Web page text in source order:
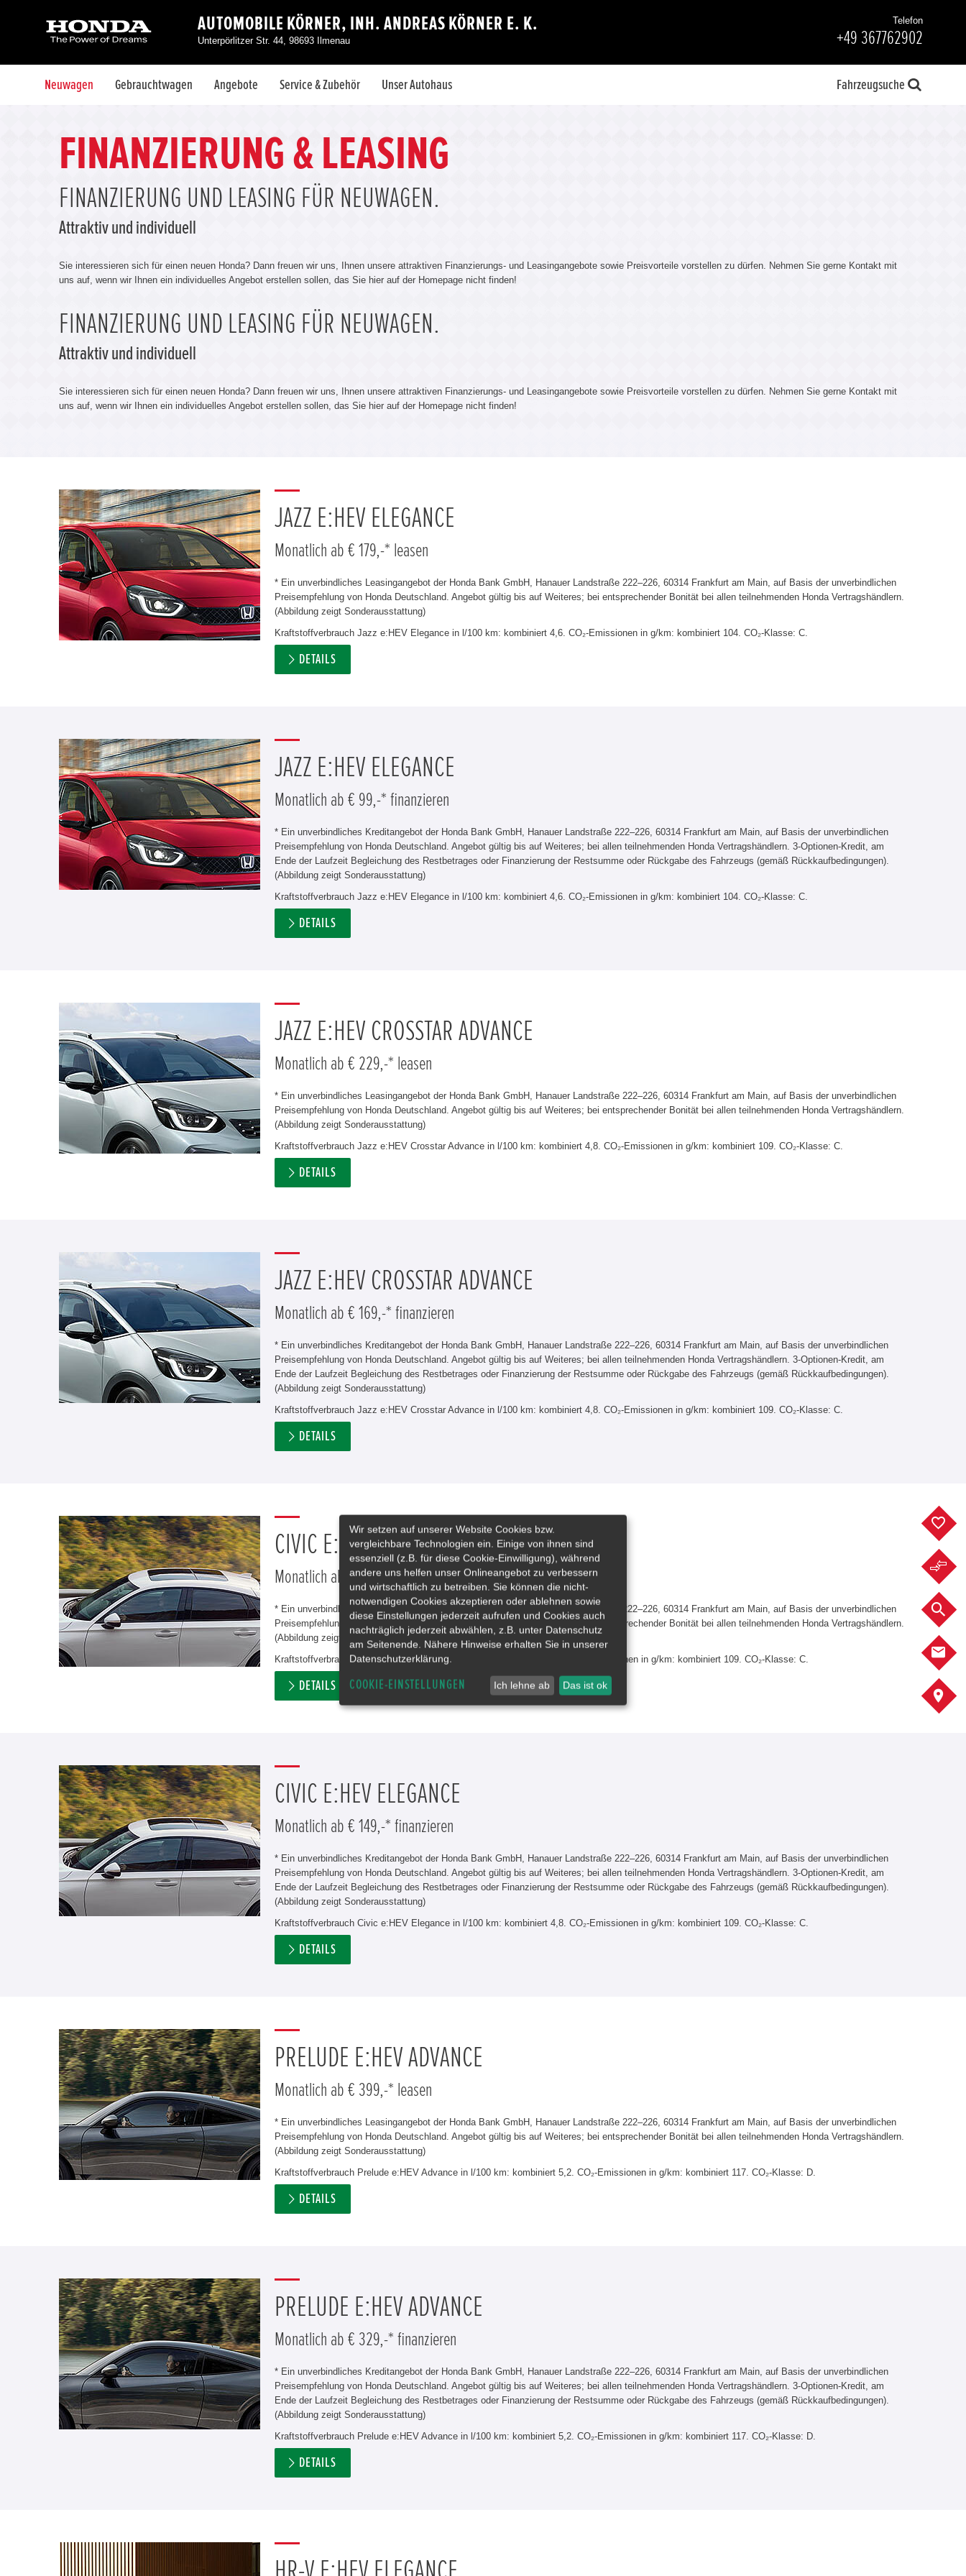
AUTOMOBILE KÖRNER, INH. ANDREAS KÖRNER E. K.
Unterpörlitzer Str. 44, 98693 Ilmenau
Telefon
+49 367762902
Neuwagen Gebrauchtwagen Angebote Service & Zubehör Unser Autohaus Fahrzeugsuche
FINANZIERUNG & LEASING
FINANZIERUNG UND LEASING FÜR NEUWAGEN.
Attraktiv und individuell
Sie interessieren sich für einen neuen Honda? Dann freuen wir uns, Ihnen unsere attraktiven Finanzierungs- und Leasingangebote sowie Preisvorteile vorstellen zu dürfen. Nehmen Sie gerne Kontakt mit
uns auf, wenn wir Ihnen ein individuelles Angebot erstellen sollen, das Sie hier auf der Homepage nicht finden!
FINANZIERUNG UND LEASING FÜR NEUWAGEN.
Attraktiv und individuell
Sie interessieren sich für einen neuen Honda? Dann freuen wir uns, Ihnen unsere attraktiven Finanzierungs- und Leasingangebote sowie Preisvorteile vorstellen zu dürfen. Nehmen Sie gerne Kontakt mit
uns auf, wenn wir Ihnen ein individuelles Angebot erstellen sollen, das Sie hier auf der Homepage nicht finden!
JAZZ E:HEV ELEGANCE
Monatlich ab € 179,-* leasen
* Ein unverbindliches Leasingangebot der Honda Bank GmbH, Hanauer Landstraße 222–226, 60314 Frankfurt am Main, auf Basis der unverbindlichen
Preisempfehlung von Honda Deutschland. Angebot gültig bis auf Weiteres; bei entsprechender Bonität bei allen teilnehmenden Honda Vertragshändlern.
(Abbildung zeigt Sonderausstattung)
Kraftstoffverbrauch Jazz e:HEV Elegance in l/100 km: kombiniert 4,6. CO₂-Emissionen in g/km: kombiniert 104. CO₂-Klasse: C.
DETAILS
JAZZ E:HEV ELEGANCE
Monatlich ab € 99,-* finanzieren
* Ein unverbindliches Kreditangebot der Honda Bank GmbH, Hanauer Landstraße 222–226, 60314 Frankfurt am Main, auf Basis der unverbindlichen
Preisempfehlung von Honda Deutschland. Angebot gültig bis auf Weiteres; bei allen teilnehmenden Honda Vertragshändlern. 3-Optionen-Kredit, am
Ende der Laufzeit Begleichung des Restbetrages oder Finanzierung der Restsumme oder Rückgabe des Fahrzeugs (gemäß Rückkaufbedingungen).
(Abbildung zeigt Sonderausstattung)
Kraftstoffverbrauch Jazz e:HEV Elegance in l/100 km: kombiniert 4,6. CO₂-Emissionen in g/km: kombiniert 104. CO₂-Klasse: C.
DETAILS
JAZZ E:HEV CROSSTAR ADVANCE
Monatlich ab € 229,-* leasen
* Ein unverbindliches Leasingangebot der Honda Bank GmbH, Hanauer Landstraße 222–226, 60314 Frankfurt am Main, auf Basis der unverbindlichen
Preisempfehlung von Honda Deutschland. Angebot gültig bis auf Weiteres; bei entsprechender Bonität bei allen teilnehmenden Honda Vertragshändlern.
(Abbildung zeigt Sonderausstattung)
Kraftstoffverbrauch Jazz e:HEV Crosstar Advance in l/100 km: kombiniert 4,8. CO₂-Emissionen in g/km: kombiniert 109. CO₂-Klasse: C.
DETAILS
JAZZ E:HEV CROSSTAR ADVANCE
Monatlich ab € 169,-* finanzieren
* Ein unverbindliches Kreditangebot der Honda Bank GmbH, Hanauer Landstraße 222–226, 60314 Frankfurt am Main, auf Basis der unverbindlichen
Preisempfehlung von Honda Deutschland. Angebot gültig bis auf Weiteres; bei allen teilnehmenden Honda Vertragshändlern. 3-Optionen-Kredit, am
Ende der Laufzeit Begleichung des Restbetrages oder Finanzierung der Restsumme oder Rückgabe des Fahrzeugs (gemäß Rückkaufbedingungen).
(Abbildung zeigt Sonderausstattung)
Kraftstoffverbrauch Jazz e:HEV Crosstar Advance in l/100 km: kombiniert 4,8. CO₂-Emissionen in g/km: kombiniert 109. CO₂-Klasse: C.
DETAILS
CIVIC E:HEV ELEGANCE
Monatlich ab € 279,-* leasen
* Ein unverbindliches Leasingangebot der Honda Bank GmbH, Hanauer Landstraße 222–226, 60314 Frankfurt am Main, auf Basis der unverbindlichen
Preisempfehlung von Honda Deutschland. Angebot gültig bis auf Weiteres; bei entsprechender Bonität bei allen teilnehmenden Honda Vertragshändlern.
(Abbildung zeigt Sonderausstattung)
Kraftstoffverbrauch Civic e:HEV Elegance in l/100 km: kombiniert 4,8. CO₂-Emissionen in g/km: kombiniert 109. CO₂-Klasse: C.
DETAILS
CIVIC E:HEV ELEGANCE
Monatlich ab € 149,-* finanzieren
* Ein unverbindliches Kreditangebot der Honda Bank GmbH, Hanauer Landstraße 222–226, 60314 Frankfurt am Main, auf Basis der unverbindlichen
Preisempfehlung von Honda Deutschland. Angebot gültig bis auf Weiteres; bei allen teilnehmenden Honda Vertragshändlern. 3-Optionen-Kredit, am
Ende der Laufzeit Begleichung des Restbetrages oder Finanzierung der Restsumme oder Rückgabe des Fahrzeugs (gemäß Rückkaufbedingungen).
(Abbildung zeigt Sonderausstattung)
Kraftstoffverbrauch Civic e:HEV Elegance in l/100 km: kombiniert 4,8. CO₂-Emissionen in g/km: kombiniert 109. CO₂-Klasse: C.
DETAILS
PRELUDE E:HEV ADVANCE
Monatlich ab € 399,-* leasen
* Ein unverbindliches Leasingangebot der Honda Bank GmbH, Hanauer Landstraße 222–226, 60314 Frankfurt am Main, auf Basis der unverbindlichen
Preisempfehlung von Honda Deutschland. Angebot gültig bis auf Weiteres; bei entsprechender Bonität bei allen teilnehmenden Honda Vertragshändlern.
(Abbildung zeigt Sonderausstattung)
Kraftstoffverbrauch Prelude e:HEV Advance in l/100 km: kombiniert 5,2. CO₂-Emissionen in g/km: kombiniert 117. CO₂-Klasse: D.
DETAILS
PRELUDE E:HEV ADVANCE
Monatlich ab € 329,-* finanzieren
* Ein unverbindliches Kreditangebot der Honda Bank GmbH, Hanauer Landstraße 222–226, 60314 Frankfurt am Main, auf Basis der unverbindlichen
Preisempfehlung von Honda Deutschland. Angebot gültig bis auf Weiteres; bei allen teilnehmenden Honda Vertragshändlern. 3-Optionen-Kredit, am
Ende der Laufzeit Begleichung des Restbetrages oder Finanzierung der Restsumme oder Rückgabe des Fahrzeugs (gemäß Rückkaufbedingungen).
(Abbildung zeigt Sonderausstattung)
Kraftstoffverbrauch Prelude e:HEV Advance in l/100 km: kombiniert 5,2. CO₂-Emissionen in g/km: kombiniert 117. CO₂-Klasse: D.
DETAILS
Wir setzen auf unserer Website Cookies bzw.
vergleichbare Technologien ein. Einige von ihnen sind
essenziell (z.B. für diese Cookie-Einwilligung), während
andere uns helfen unser Onlineangebot zu verbessern
und wirtschaftlich zu betreiben. Sie können die nicht-
notwendigen Cookies akzeptieren oder ablehnen sowie
diese Einstellungen jederzeit aufrufen und Cookies auch
nachträglich jederzeit abwählen, z.B. unter Datenschutz
am Seitenende. Nähere Hinweise erhalten Sie in unserer
Datenschutzerklärung.
COOKIE-EINSTELLUNGEN Ich lehne ab Das ist ok